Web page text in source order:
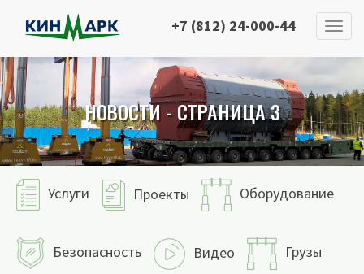
+7 (812) 24-000-44
НОВОСТИ - СТРАНИЦА 3
Услуги Проекты Оборудование
Безопасность Видео Грузы